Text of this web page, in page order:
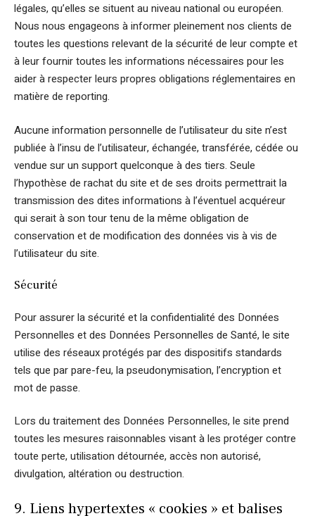
légales, qu’elles se situent au niveau national ou européen.
Nous nous engageons à informer pleinement nos clients de
toutes les questions relevant de la sécurité de leur compte et
à leur fournir toutes les informations nécessaires pour les
aider à respecter leurs propres obligations réglementaires en
matière de reporting.
Aucune information personnelle de l’utilisateur du site n’est
publiée à l’insu de l’utilisateur, échangée, transférée, cédée ou
vendue sur un support quelconque à des tiers. Seule
l’hypothèse de rachat du site et de ses droits permettrait la
transmission des dites informations à l’éventuel acquéreur
qui serait à son tour tenu de la même obligation de
conservation et de modification des données vis à vis de
l’utilisateur du site.
Sécurité
Pour assurer la sécurité et la confidentialité des Données
Personnelles et des Données Personnelles de Santé, le site
utilise des réseaux protégés par des dispositifs standards
tels que par pare-feu, la pseudonymisation, l’encryption et
mot de passe.
Lors du traitement des Données Personnelles, le site prend
toutes les mesures raisonnables visant à les protéger contre
toute perte, utilisation détournée, accès non autorisé,
divulgation, altération ou destruction.
9. Liens hypertextes « cookies » et balises